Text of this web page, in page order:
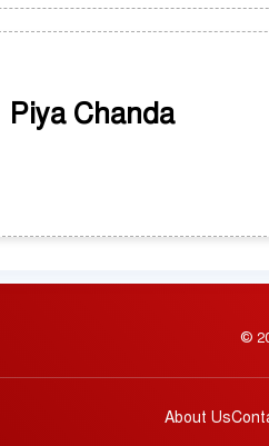
Piya Chanda
©
About Us